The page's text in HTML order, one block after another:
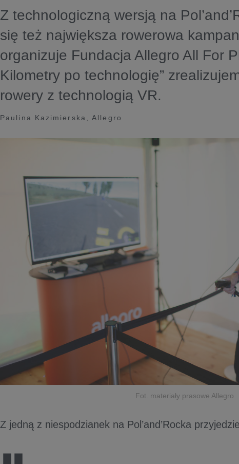
Z technologiczną wersją na
się też największa rowerowa
organizuje Fundacja Allegro All For
Kilometry po technologię”
rowery z technologią VR.
Paulina Kazimierska, Allegro
Fot. materiały prasowe Allegro
Z jedną z niespodzianek na Pol’and’Rocka